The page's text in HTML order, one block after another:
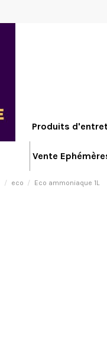
Produits
Vente
eco Eco ammoniaque 1L